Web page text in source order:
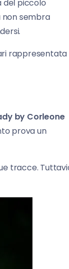
del piccolo
sembra
rappresentata
by Corleone
prova un
tracce.